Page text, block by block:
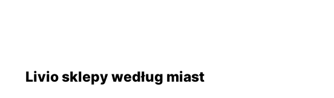
Otwock, ul. Stefana Batorego 4
Livio sklepy według miast